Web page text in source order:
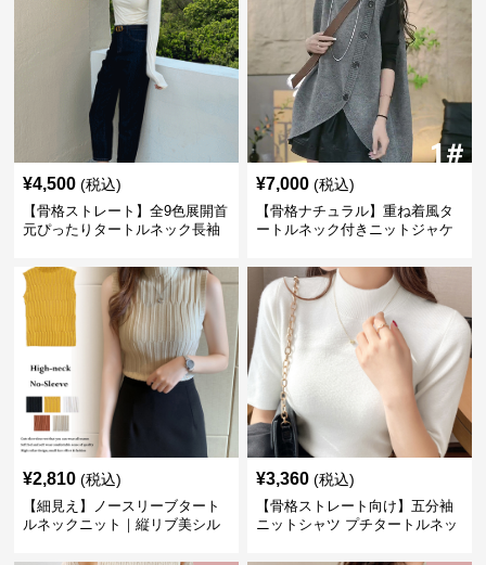
¥4,500 (税込)
【骨格ストレート】全9色展開首
元ぴったりタートルネック長袖
¥7,000 (税込)
【骨格ナチュラル】重ね着風タ
ートルネック付きニットジャケ
¥2,810 (税込)
【細見え】ノースリーブタート
ルネックニット｜縦リブ美シル
¥3,360 (税込)
【骨格ストレート向け】五分袖
ニットシャツ プチタートルネッ